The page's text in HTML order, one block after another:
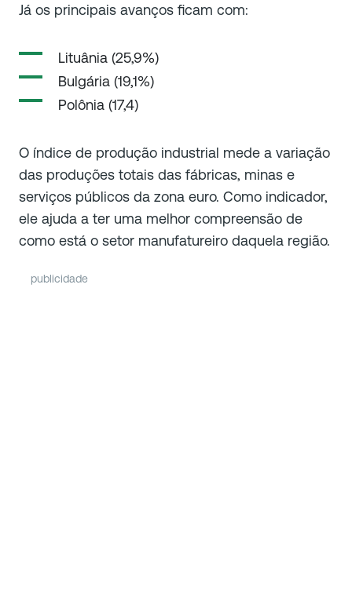
Já os principais avanços ficam com:
Lituânia (25,9%)
Bulgária (19,1%)
Polônia (17,4)
O índice de produção industrial mede a variação
das produções totais das fábricas, minas e
serviços públicos da zona euro. Como indicador,
ele ajuda a ter uma melhor compreensão de
como está o setor manufatureiro daquela região.
publicidade